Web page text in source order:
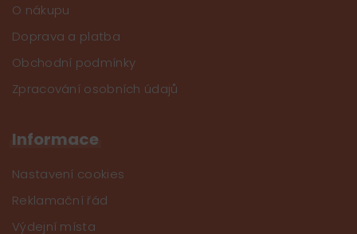
O nákupu
Doprava a platba
Obchodní podmínky
Zpracování osobních údajů
Informace
Nastavení cookies
Reklamační řád
Výdejní místa